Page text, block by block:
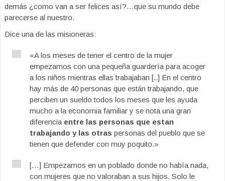
demás ¿como van a ser felices así?…que su mundo debe
parecerse al nuestro.
Dice una de las misioneras:
«A los meses de tener el centro de la mujer
empezamos con una pequeña guardería para acoger
a los niños mientras ellas trabajaban [..] En el centro
hay más de 40 personas que están trabajando, que
perciben un sueldo todos los meses que les ayuda
mucho a la economia familiar y se nota una gran
diferencia entre las personas que estan
trabajando y las otras personas del pueblo que se
tienen que defender con muy poquito.»
[…] Empezamos en un poblado donde no había nada,
con mujeres que no valoraban a sus hijos. Solo le